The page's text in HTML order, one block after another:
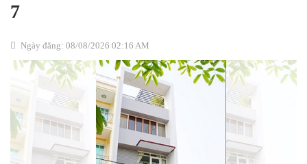
7
Ngày đăng: 08/08/2026 02:16 AM